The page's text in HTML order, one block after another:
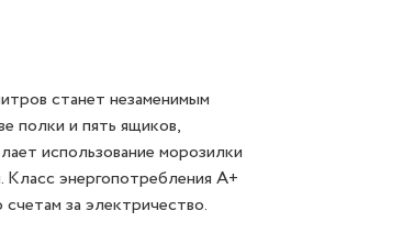
станет незаменимым
полки и пять ящиков,
использование морозилки
Класс энергопотребления А+
за электричество.